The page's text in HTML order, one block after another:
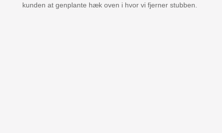
kunden at genplante hæk oven i hvor vi fjerner stubben.